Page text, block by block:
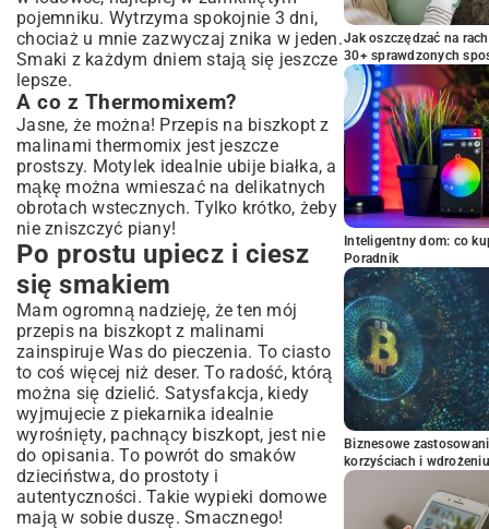
pojemniku. Wytrzyma spokojnie 3 dni,
chociaż u mnie zazwyczaj znika w jeden.
Smaki z każdym dniem stają się jeszcze
lepsze.
A co z Thermomixem?
Jasne, że można! Przepis na biszkopt z
malinami thermomix jest jeszcze
prostszy. Motylek idealnie ubije białka, a
mąkę można wmieszać na delikatnych
obrotach wstecznych. Tylko krótko, żeby
nie zniszczyć piany!
Po prostu upiecz i ciesz
się smakiem
Mam ogromną nadzieję, że ten mój
przepis na biszkopt z malinami
zainspiruje Was do pieczenia. To ciasto
to coś więcej niż deser. To radość, którą
można się dzielić. Satysfakcja, kiedy
wyjmujecie z piekarnika idealnie
wyrośnięty, pachnący biszkopt, jest nie
do opisania. To powrót do smaków
dzieciństwa, do prostoty i
autentyczności. Takie wypieki domowe
mają w sobie duszę. Smacznego!
Jak oszczędzać na
30+ sprawdzonych
Inteligentny dom: co
Poradnik
Biznesowe
korzyściach i wdrożeniu